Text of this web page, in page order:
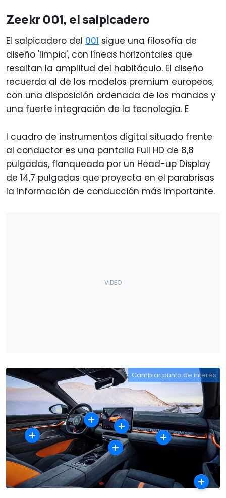
Zeekr 001, el salpicadero
El salpicadero del 001 sigue una filosofía de
diseño 'limpia', con líneas horizontales que
resaltan la amplitud del habitáculo. El diseño
recuerda al de los modelos premium europeos,
con una disposición ordenada de los mandos y
una fuerte integración de la tecnología. E
l cuadro de instrumentos digital situado frente
al conductor es una pantalla Full HD de 8,8
pulgadas, flanqueada por un Head-up Display
de 14,7 pulgadas que proyecta en el parabrisas
la información de conducción más importante.
Cambiar punto de interés